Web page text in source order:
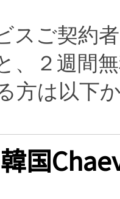
スご契約
、２週間
方は以下
国